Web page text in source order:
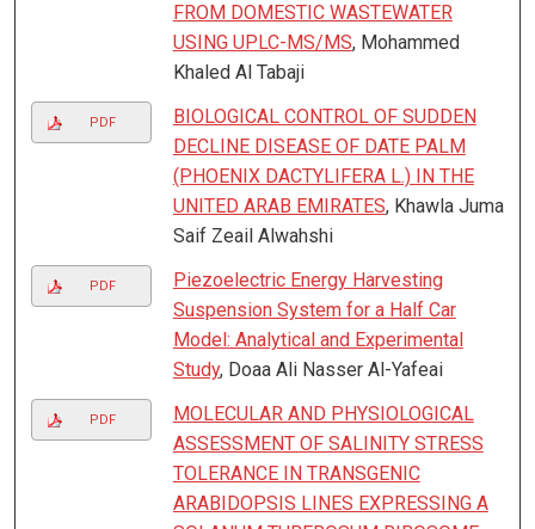
FROM DOMESTIC WASTEWATER
USING UPLC-MS/MS, Mohammed
Khaled Al Tabaji
PDF
BIOLOGICAL CONTROL OF SUDDEN
DECLINE DISEASE OF DATE PALM
(PHOENIX DACTYLIFERA L.) IN THE
UNITED ARAB EMIRATES, Khawla Juma
Saif Zeail Alwahshi
PDF
Piezoelectric Energy Harvesting
Suspension System for a Half Car
Model: Analytical and Experimental
Study, Doaa Ali Nasser Al-Yafeai
PDF
MOLECULAR AND PHYSIOLOGICAL
ASSESSMENT OF SALINITY STRESS
TOLERANCE IN TRANSGENIC
ARABIDOPSIS LINES EXPRESSING A